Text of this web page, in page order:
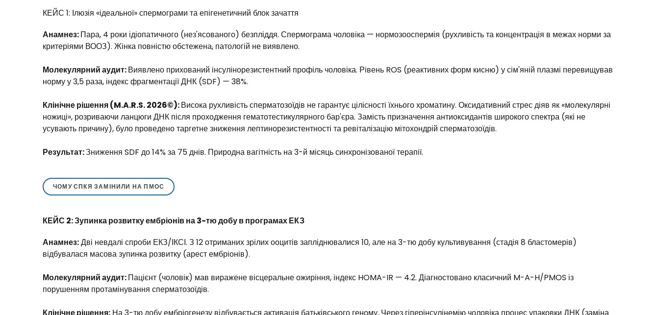
КЕЙС 1: Ілюзія «ідеальної» спермограми та епігенетичний блок зачаття
Анамнез:Пара, 4 роки ідіопатичного (нез'ясованого) безпліддя. Спермограма чоловіка — нормозооспермія (рухливість та концентрація в межах норми за
критеріями ВООЗ). Жінка повністю обстежена, патологій не виявлено.
Молекулярний аудит:Виявлено прихований інсулінорезистентний профіль чоловіка. Рівень ROS (реактивних форм кисню) у сім'яній плазмі перевищував
норму у 3,5 раза, індекс фрагментації ДНК (SDF) — 38%.
Клінічне рішення (M.A.R.S. 2026©):Висока рухливість сперматозоїдів не гарантує цілісності їхнього хроматину. Оксидативний стрес діяв як «молекулярні
ножиці», розриваючи ланцюги ДНК після проходження гематотестикулярного бар'єра. Замість призначення антиоксидантів широкого спектра (які не
усувають причину), було проведено таргетне зниження лептинорезистентності та ревіталізацію мітохондрій сперматозоїдів.
Результат:Зниження SDF до 14% за 75 днів. Природна вагітність на 3-й місяць синхронізованої терапії.
ЧОМУ СПКЯ ЗАМІНИЛИ НА ПМОС
КЕЙС 2: Зупинка розвитку ембріонів на 3-тю добу в програмах ЕКЗ
Анамнез:Дві невдалі спроби ЕКЗ/ІКСІ. З 12 отриманих зрілих ооцитів запліднювалися 10, але на 3-тю добу культивування (стадія 8 бластомерів)
відбувалася масова зупинка розвитку (арест ембріонів).
Молекулярний аудит:Пацієнт (чоловік) мав виражене вісцеральне ожиріння, індекс HOMA-IR — 4.2. Діагностовано класичний M-A-H/PMOS із
порушенням протамінування сперматозоїдів.
Клінічне рішення: На 3-тю добу ембріогенезу відбувається активація батьківського геному. Через гіперінсулінемію чоловіка процес упаковки ДНК (заміна